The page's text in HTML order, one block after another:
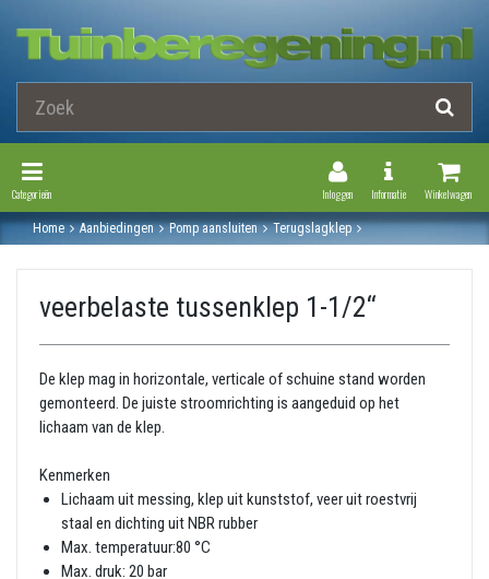
Winkelwagen
Toggle
Informatie
Inloggen
Toggle Navigation
Categorieën
Home Aanbiedingen Pomp aansluiten
Terugslagklep
veerbelaste tussenklep 1-1/2‘‘
De klep mag in horizontale, verticale of schuine stand worden
gemonteerd. De juiste stroomrichting is aangeduid op het
lichaam van de klep.
Kenmerken
Lichaam uit messing, klep uit kunststof, veer uit roestvrij
staal en dichting uit NBR rubber
Max. temperatuur:80 °C
Max. druk: 20 bar